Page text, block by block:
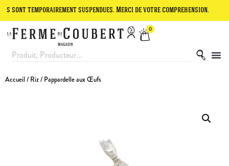
suspendues. Merci de votre compréhension. Le site
0
Accueil / Riz/ Pappardelle aux Œufs